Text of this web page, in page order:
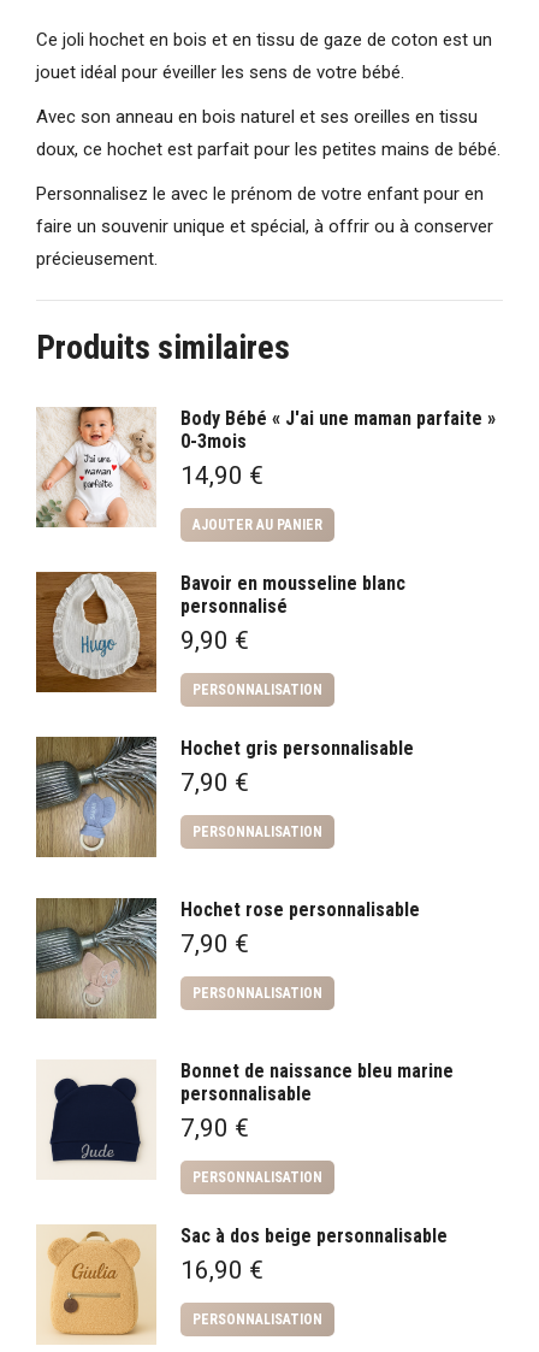
Ce joli hochet en bois et en tissu de gaze de coton est un
jouet idéal pour éveiller les sens de votre bébé.
Avec son anneau en bois naturel et ses oreilles en tissu
doux, ce hochet est parfait pour les petites mains de bébé.
Personnalisez le avec le prénom de votre enfant pour en
faire un souvenir unique et spécial, à offrir ou à conserver
précieusement.
Produits similaires
Body Bébé « J'ai une maman parfaite »
0-3mois
14,90 €
AJOUTER AU PANIER
Bavoir en mousseline blanc
personnalisé
9,90 €
PERSONNALISATION
Hochet gris personnalisable
7,90 €
PERSONNALISATION
Hochet rose personnalisable
7,90 €
PERSONNALISATION
Bonnet de naissance bleu marine
personnalisable
7,90 €
PERSONNALISATION
Sac à dos beige personnalisable
16,90 €
PERSONNALISATION